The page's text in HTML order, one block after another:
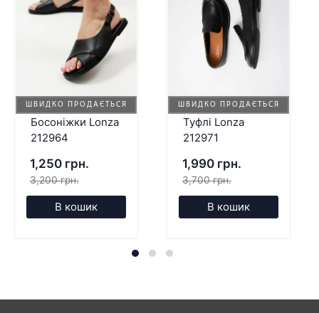
ШВИДКО ПРОДАЄТЬСЯ
Босоніжки Lonza
212964
1,250 грн.
3,200 грн.
В кошик
ШВИДКО ПРОДАЄТЬСЯ
Туфлі Lonza
212971
1,990 грн.
3,700 грн.
В кошик